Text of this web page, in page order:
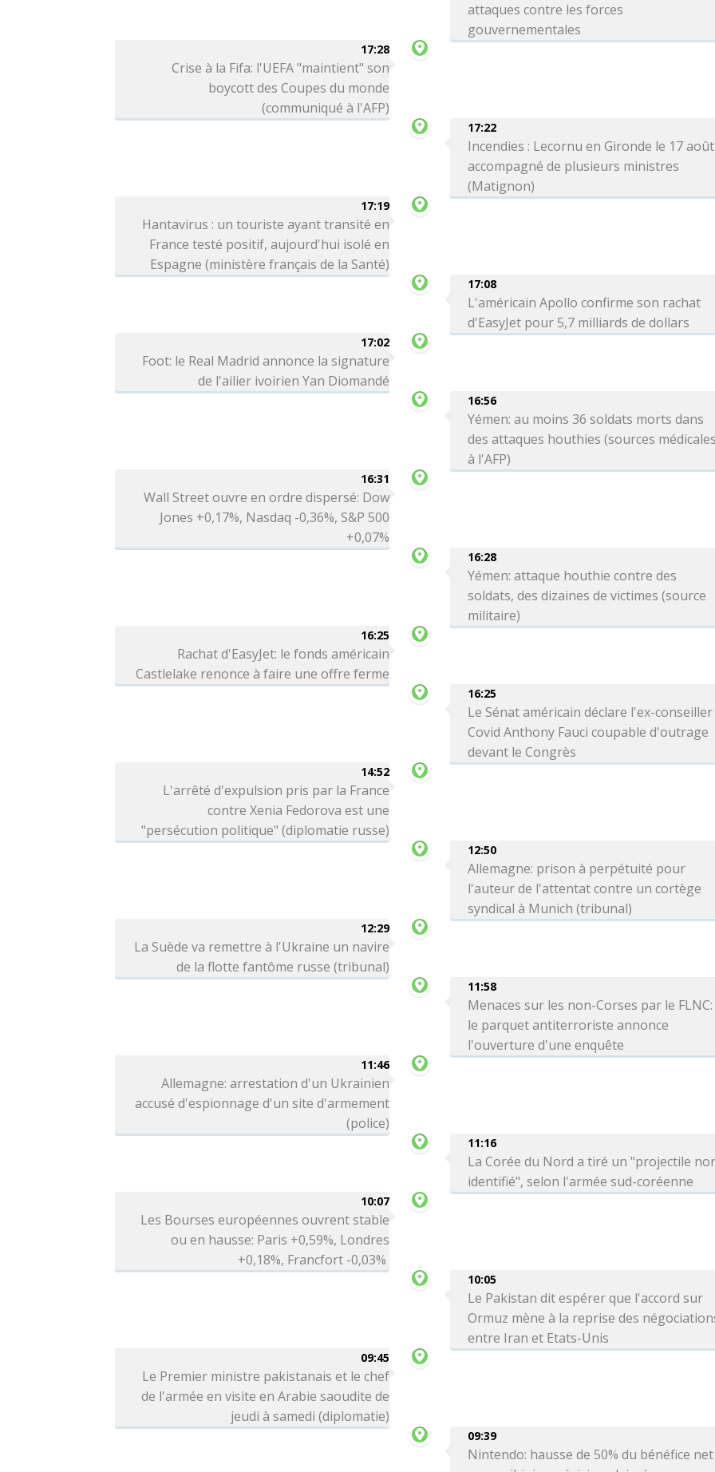
attaques contre les forces
gouvernementales
17:28
Crise à la Fifa: l'UEFA "maintient" son
boycott des Coupes du monde
(communiqué à l'AFP)
17:22
Incendies : Lecornu en Gironde le 17 août
accompagné de plusieurs ministres
(Matignon)
17:19
Hantavirus : un touriste ayant transité en
France testé positif, aujourd'hui isolé en
Espagne (ministère français de la Santé)
17:08
L'américain Apollo confirme son rachat
d'EasyJet pour 5,7 milliards de dollars
17:02
Foot: le Real Madrid annonce la signature
de l'ailier ivoirien Yan Diomandé
16:56
Yémen: au moins 36 soldats morts dans
des attaques houthies (sources
à l'AFP)
16:31
Wall Street ouvre en ordre dispersé: Dow
Jones +0,17%, Nasdaq -0,36%, S&P 500
+0,07%
16:28
Yémen: attaque houthie contre des
soldats, des dizaines de victimes (source
militaire)
16:25
Rachat d'EasyJet: le fonds américain
Castlelake renonce à faire une offre ferme
16:25
Le Sénat américain déclare l'ex-conseiller
Covid Anthony Fauci coupable d'outrage
devant le Congrès
14:52
L'arrêté d'expulsion pris par la France
contre Xenia Fedorova est une
"persécution politique" (diplomatie russe)
12:50
Allemagne: prison à perpétuité pour
l'auteur de l'attentat contre un cortège
syndical à Munich (tribunal)
12:29
La Suède va remettre à l'Ukraine un navire
de la flotte fantôme russe (tribunal)
11:58
Menaces sur les non-Corses par le FLNC:
le parquet antiterroriste annonce
l'ouverture d'une enquête
11:46
Allemagne: arrestation d'un Ukrainien
accusé d'espionnage d'un site d'armement
(police)
11:16
La Corée du Nord a tiré un "projectile
identifié", selon l'armée sud-coréenne
10:07
Les Bourses européennes ouvrent stable
ou en hausse: Paris +0,59%, Londres
+0,18%, Francfort -0,03%
10:05
Le Pakistan dit espérer que l'accord sur
Ormuz mène à la reprise des
entre Iran et Etats-Unis
09:45
Le Premier ministre pakistanais et le chef
de l'armée en visite en Arabie saoudite de
jeudi à samedi (diplomatie)
09:39
Nintendo: hausse de 50% du bénéfice net